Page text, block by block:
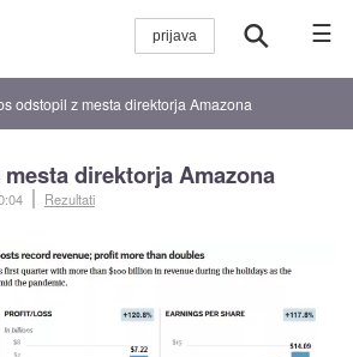
☰
odstopil z mesta direktorja Amazona
direktorja Amazona
Rezultati